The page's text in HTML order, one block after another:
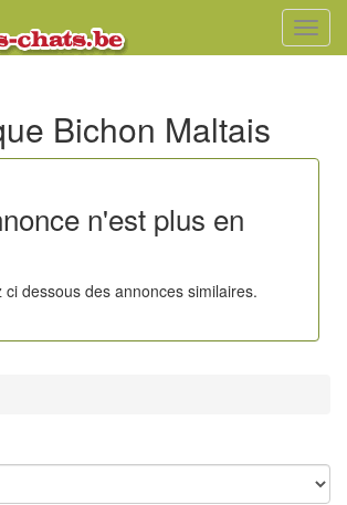
Bichon Maltais
n'est plus en
ci dessous des annonces similaires.